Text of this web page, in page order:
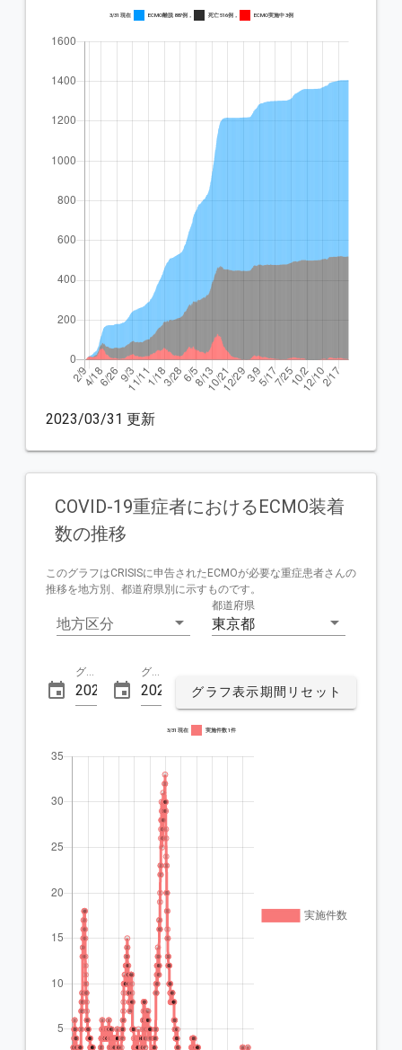
3/31 現在 ECMO離脱 887例， 死亡 516例， ECMO実施中 3例
2023/03/31 更新
COVID-19重症者におけるECMO装着
数の推移
このグラフはCRISISに申告されたECMOが必要な重症患者さんの
推移を地方別、都道府県別に示すものです。
地方区分
都道府県
東京都
グラフ表示開始日 グラフ表示終了日
グラフ表示期間リセット
3/31 現在 実施件数 1件